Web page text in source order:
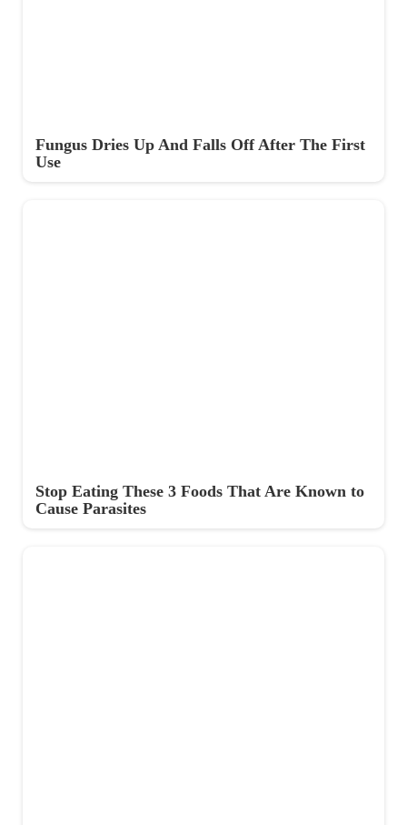
Fungus Dries Up And Falls Off After The First
Use
Stop Eating These 3 Foods That Are Known to
Cause Parasites